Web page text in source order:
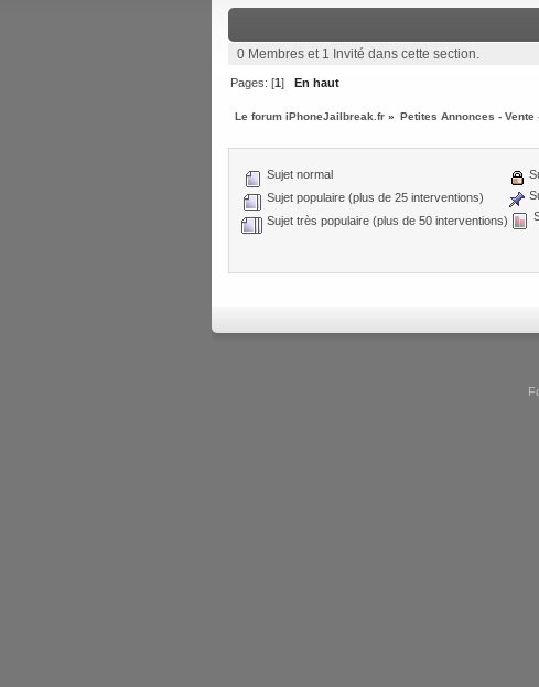
0 Membres et 1 Invité dans cette section.
Pages: [1]En haut
Le forum iPhoneJailbreak.fr » Petites Annonces - Vente
Sujet normal
Sujet populaire (plus de 25 interventions)
Sujet très populaire (plus de 50 interventions)